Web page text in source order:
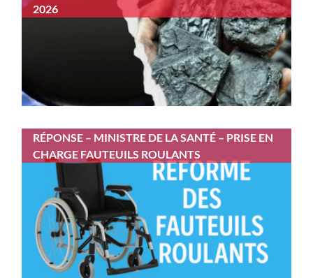
2026
RÉPONSE – MINISTRE DE LA SANTÉ – PRISE EN
CHARGE FAUTEUILS ROULANTS